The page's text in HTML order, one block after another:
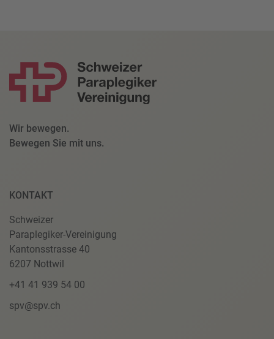
Wir bewegen.
Bewegen Sie mit uns.
KONTAKT
Schweizer
Paraplegiker-Vereinigung
Kantonsstrasse 40
6207 Nottwil
+41 41 939 54 00
spv@spv.ch